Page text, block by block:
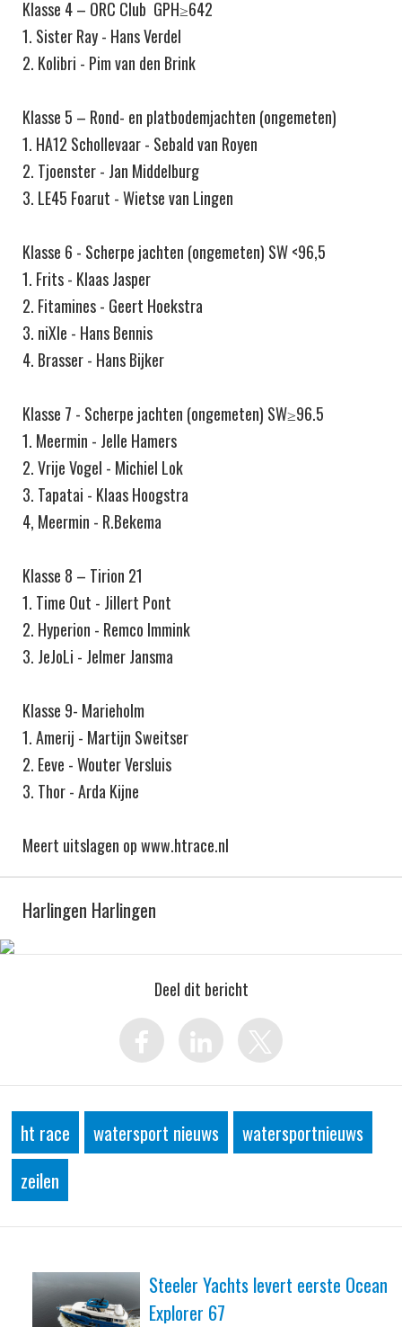
Klasse 4 – ORC Club GPH≥642
1. Sister Ray - Hans Verdel
2. Kolibri - Pim van den Brink
Klasse 5 – Rond- en platbodemjachten (ongemeten)
1. HA12 Schollevaar - Sebald van Royen
2. Tjoenster - Jan Middelburg
3. LE45 Foarut - Wietse van Lingen
Klasse 6 - Scherpe jachten (ongemeten) SW <96,5
1. Frits - Klaas Jasper
2. Fitamines - Geert Hoekstra
3. niXIe - Hans Bennis
4. Brasser - Hans Bijker
Klasse 7 - Scherpe jachten (ongemeten) SW≥96.5
1. Meermin - Jelle Hamers
2. Vrije Vogel - Michiel Lok
3. Tapatai - Klaas Hoogstra
4, Meermin - R.Bekema
Klasse 8 – Tirion 21
1. Time Out - Jillert Pont
2. Hyperion - Remco Immink
3. JeJoLi - Jelmer Jansma
Klasse 9- Marieholm
1. Amerij - Martijn Sweitser
2. Eeve - Wouter Versluis
3. Thor - Arda Kijne
Meert uitslagen op www.htrace.nl
Harlingen Harlingen
Deel dit bericht
ht race watersport nieuws
watersportnieuws
zeilen
Steeler Yachts levert eerste Ocean
Explorer 67